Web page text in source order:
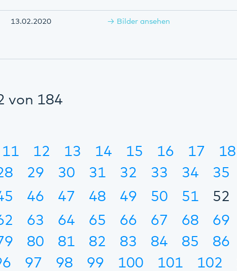
13.02.2020 Bilder ansehen
von 184
11 12 13 14 15 16 17 18
29 30 31 32 33 34 35
46 47 48 49 50 51 52
63 64 65 66 67 68 69
80 81 82 83 84 85 86
97 98 99 100 101 102